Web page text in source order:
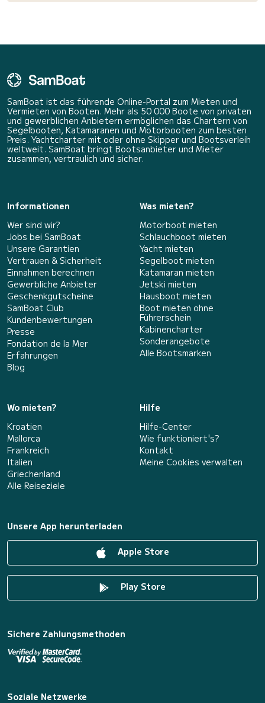
SamBoat ist das führende Online-Portal zum Mieten und
Vermieten von Booten. Mehr als 50 000 Boote von privaten
und gewerblichen Anbietern ermöglichen das Chartern von
Segelbooten, Katamaranen und Motorbooten zum besten
Preis. Yachtcharter mit oder ohne Skipper und Bootsverleih
weltweit. SamBoat bringt Bootsanbieter und Mieter
zusammen, vertraulich und sicher.
Informationen
Wer sind wir?
Jobs bei SamBoat
Unsere Garantien
Vertrauen & Sicherheit
Einnahmen berechnen
Gewerbliche Anbieter
Geschenkgutscheine
SamBoat Club
Kundenbewertungen
Presse
Fondation de la Mer
Erfahrungen
Blog
Was mieten?
Motorboot mieten
Schlauchboot mieten
Yacht mieten
Segelboot mieten
Katamaran mieten
Jetski mieten
Hausboot mieten
Boot mieten ohne
Führerschein
Kabinencharter
Sonderangebote
Alle Bootsmarken
Wo mieten?
Kroatien
Mallorca
Frankreich
Italien
Griechenland
Alle Reiseziele
Hilfe
Hilfe-Center
Wie funktioniert's?
Kontakt
Meine Cookies verwalten
Unsere App herunterladen
Apple Store
Play Store
Sichere Zahlungsmethoden
Soziale Netzwerke